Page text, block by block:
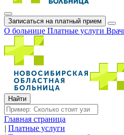
Записаться на платный прием
О больнице Платные услуги
Главная страница
| Платные услуги